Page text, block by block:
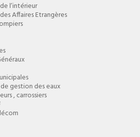
l’intérieur
Affaires Etrangères
gestion des eaux
, carrossiers